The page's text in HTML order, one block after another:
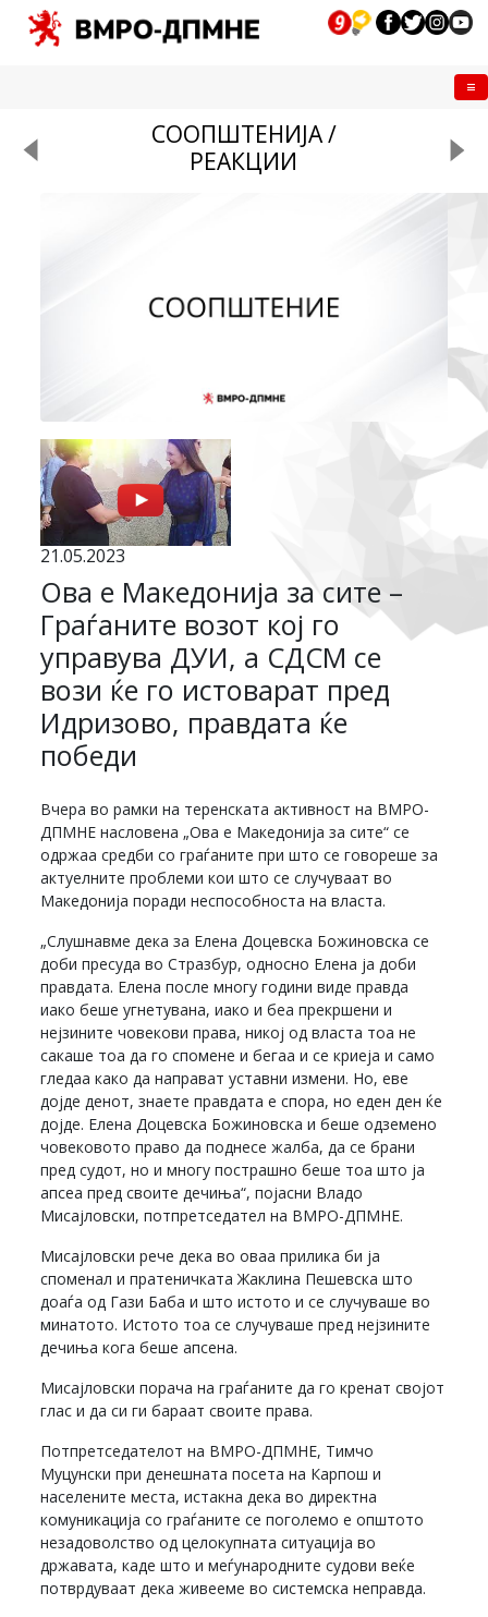
СООПШТЕНИЈА /
РЕАКЦИИ
21.05.2023
Ова е Македонија за сите –
Граѓаните возот кој го
управува ДУИ, а СДСМ се
вози ќе го истоварат пред
Идризово, правдата ќе
победи
Вчера во рамки на теренската активност на ВМРО-
ДПМНЕ насловена „Ова е Македонија за сите“ се
одржаа средби со граѓаните при што се говореше за
актуелните проблеми кои што се случуваат во
Македонија поради неспособноста на власта.
„Слушнавме дека за Елена Доцевска Божиновска се
доби пресуда во Стразбур, односно Елена ја доби
правдата. Елена после многу години виде правда
иако беше угнетувана, иако и беа прекршени и
нејзините човекови права, никој од власта тоа не
сакаше тоа да го спомене и бегаа и се криеја и само
гледаа како да направат уставни измени. Но, еве
дојде денот, знаете правдата е спора, но еден ден ќе
дојде. Елена Доцевска Божиновска и беше одземено
човековото право да поднесе жалба, да се брани
пред судот, но и многу пострашно беше тоа што ја
апсеа пред своите дечиња“, појасни Владо
Мисајловски, потпретседател на ВМРО-ДПМНЕ.
Мисајловски рече дека во оваа прилика би ја
споменал и пратеничката Жаклина Пешевска што
доаѓа од Гази Баба и што истото и се случуваше во
минатото. Истото тоа се случуваше пред нејзините
дечиња кога беше апсена.
Мисајловски порача на граѓаните да го кренат својот
глас и да си ги бараат своите права.
Потпретседателот на ВМРО-ДПМНЕ, Тимчо
Муцунски при денешната посета на Карпош и
населените места, истакна дека во директна
комуникација со граѓаните се поголемо е општото
незадоволство од целокупната ситуација во
државата, каде што и меѓународните судови веќе
потврдуваат дека живееме во системска неправда.